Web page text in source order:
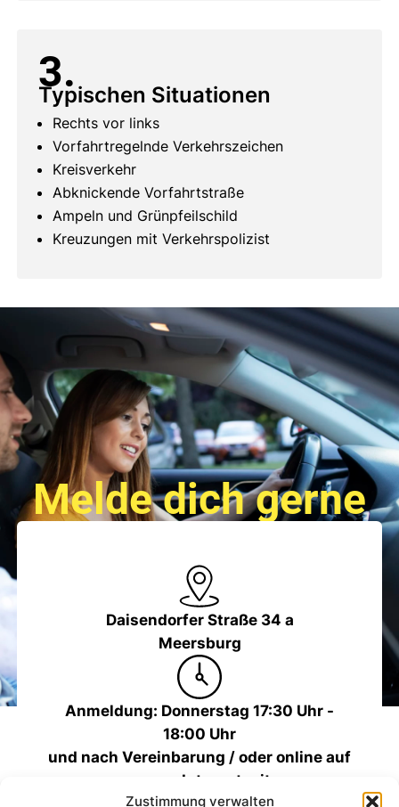
Zustimmung verwalten
3.
Typischen Situationen
Rechts vor links
Vorfahrtregelnde Verkehrszeichen
Kreisverkehr
Abknickende Vorfahrtstraße
Ampeln und Grünpfeilschild
Kreuzungen mit Verkehrspolizist
Melde dich gerne
Daisendorfer Straße 34 a
Meersburg
Anmeldung: Donnerstag 17:30 Uhr -
18:00 Uhr
und nach Vereinbarung / oder online auf
unserer Internetseite